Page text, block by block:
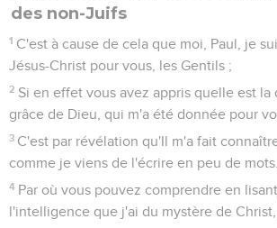
des non-Juifs
1 C'est à cause de cela que moi, Paul, je
Jésus-Christ pour vous, les Gentils ;
2 Si en effet vous avez appris quelle est la
grâce de Dieu, qui m'a été donnée pour
3 C'est par révélation qu'Il m'a fait
comme je viens de l'écrire en peu de mots.
4 Par où vous pouvez comprendre en
l'intelligence que j'ai du mystère de Christ,